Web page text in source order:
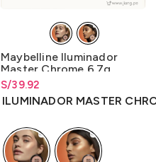
Maybelline Iluminador
Master Chrome 6.7g.
S/39.92
Rango de precios: desde
S/ 39.92hasta S/39.92
ILUMINADOR MASTER